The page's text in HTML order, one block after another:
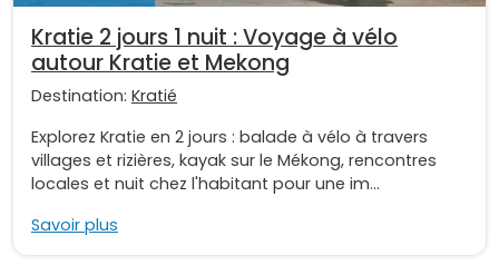
Kratie 2 jours 1 nuit : Voyage à vélo
autour Kratie et Mekong
Destination: Kratié
Explorez Kratie en 2 jours : balade à vélo à travers
villages et rizières, kayak sur le Mékong, rencontres
locales et nuit chez l'habitant pour une im...
Savoir plus